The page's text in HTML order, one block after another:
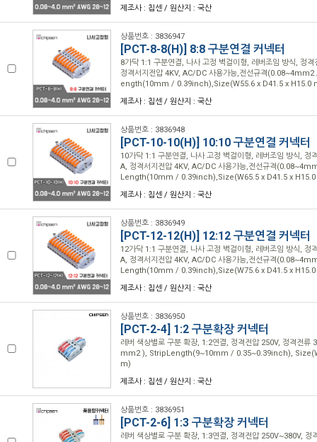
제조사 : 칩센 / 원산지 : 국산
상품번호 : 3836947
[PCT-8-8(H)] 8:8 구분연결 커넥터
8가닥 1:1 구분연결, 나사 고정 벽걸이형, 레버조임 방식, 정
정격서지전압 4KV, AC/DC 사용가능,전선규격
ength(10mm / 0.39inch),Size(W55.6 x D41.5 x H15.0
제조사 : 칩센 / 원산지 : 국산
상품번호 : 3836948
[PCT-10-10(H)] 10:10 구분연결 커넥터
10가닥 1:1 구분연결, 나사 고정 벽걸이형, 레버조임 방식, 정
A, 정격서지전압 4KV, AC/DC 사용가능,전선규격
Length(10mm / 0.39inch),Size(W65.5 x D41.5 x H15.0
제조사 : 칩센 / 원산지 : 국산
상품번호 : 3836949
[PCT-12-12(H)] 12:12 구분연결 커넥터
12가닥 1:1 구분연결, 나사 고정 벽걸이형, 레버조임 방식, 정
A, 정격서지전압 4KV, AC/DC 사용가능,전선규격
Length(10mm / 0.39inch),Size(W75.6 x D41.5 x H15.0
제조사 : 칩센 / 원산지 : 국산
상품번호 : 3836950
[PCT-2-4] 1:2 구분확장 커넥터
레버 색상별로 구분 확장, 1:2연결, 정격전압 250V, 정격전류
mm2 ), StripLength(9~10mm / 0.35~0.39inch),
m)
제조사 : 칩센 / 원산지 : 국산
상품번호 : 3836951
[PCT-2-6] 1:3 구분확장 커넥터
레버 색상별로 구분 확장, 1:3연결, 정격전압 250V~380V, 정